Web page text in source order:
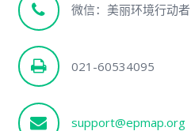
微信：美丽环境行动者
021-60534095
support@epmap.org